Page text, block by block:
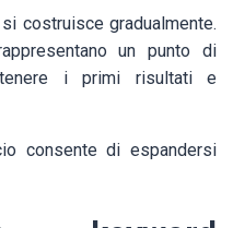
costruisce gradualmente.
un punto di
i primi risultati e
consente di espandersi